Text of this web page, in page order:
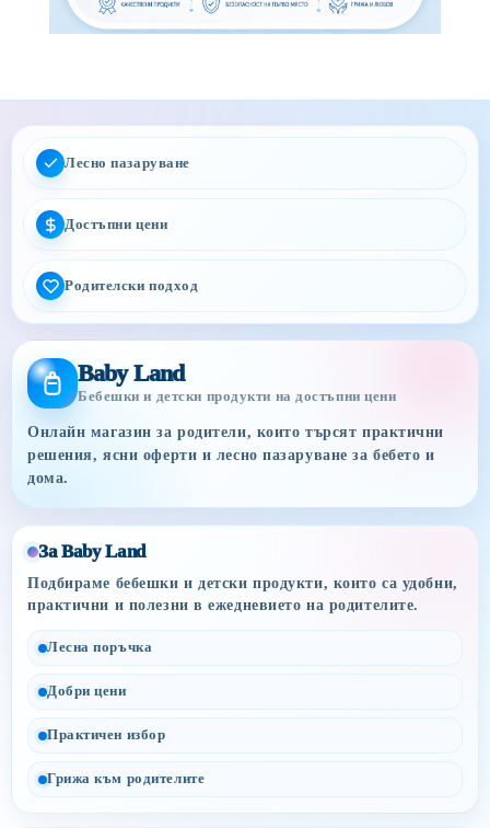
Лесно пазаруване
Достъпни цени
Родителски подход
Baby Land
Бебешки и детски продукти на достъпни цени
Онлайн магазин за родители, които търсят практични
решения, ясни оферти и лесно пазаруване за бебето и
дома.
За Baby Land
Подбираме бебешки и детски продукти, които са удобни,
практични и полезни в ежедневието на родителите.
Лесна поръчка
Добри цени
Практичен избор
Грижа към родителите